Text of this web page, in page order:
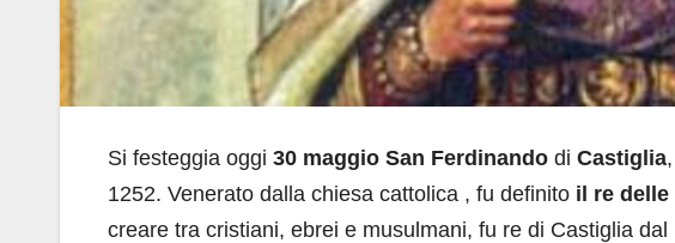
Si festeggia oggi 30 maggio San Ferdinando di Castiglia
1252. Venerato dalla chiesa cattolica , fu definito il re
creare tra cristiani, ebrei e musulmani, fu re di Castiglia dal